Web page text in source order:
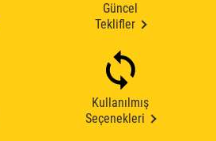
Güncel
Teklifler
Kullanılmış
Seçenekleri